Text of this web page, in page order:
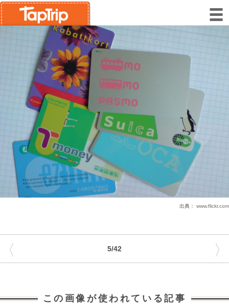
出典： www.flickr.com
5/42
〈 〉
この画像が使われている記事